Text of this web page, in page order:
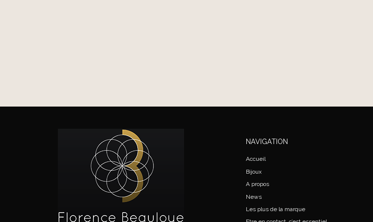
NAVIGATION
Accueil
Bijoux
A propos
News
Les plus de la marque